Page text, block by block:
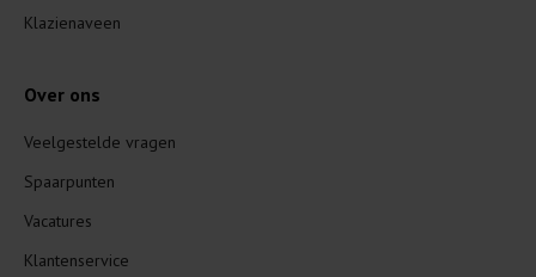
Klazienaveen
Over ons
Veelgestelde vragen
Spaarpunten
Vacatures
Klantenservice